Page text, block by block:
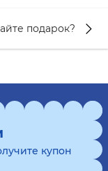
подарок?
купон